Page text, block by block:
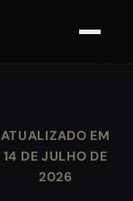
ATUALIZADO EM
14 DE JULHO DE
2026